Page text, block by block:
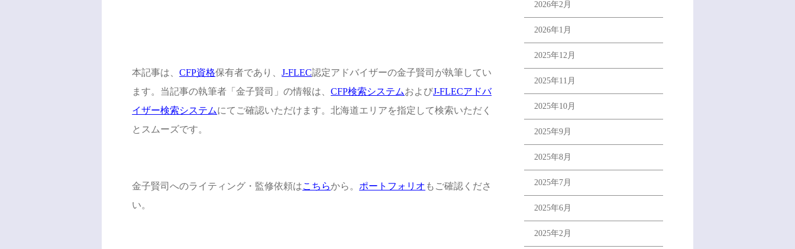
本記事は、CFP資格保有者であり、J-FLEC認定アドバイザーの金子賢司が執筆してい
ます。当記事の執筆者「金子賢司」の情報は、CFP検索システムおよびJ-FLECアドバ
イザー検索システムにてご確認いただけます。北海道エリアを指定して検索いただく
とスムーズです。
金子賢司へのライティング・監修依頼はこちらから。 ポートフォリオ もご確認くださ
い。
2026年2月
2026年1月
2025年12月
2025年11月
2025年10月
2025年9月
2025年8月
2025年7月
2025年6月
2025年2月